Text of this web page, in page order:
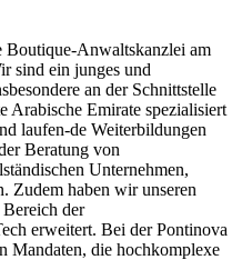
Boutique-Anwaltskanzlei am
sind ein junges und
an der Schnittstelle
Arabische Emirate spezialisiert
laufen-de Weiterbildungen
Beratung von
Unternehmen,
Zudem haben wir unseren
der
erweitert. Bei der Pontinova
Mandaten, die hochkomplexe